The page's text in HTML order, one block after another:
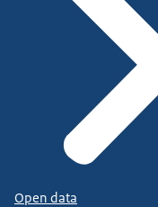
Open data